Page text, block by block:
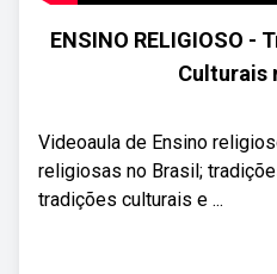
ENSINO RELIGIOSO -
Culturais
Videoaula de Ensino
religiosas no Brasil;
tradições culturais e ...